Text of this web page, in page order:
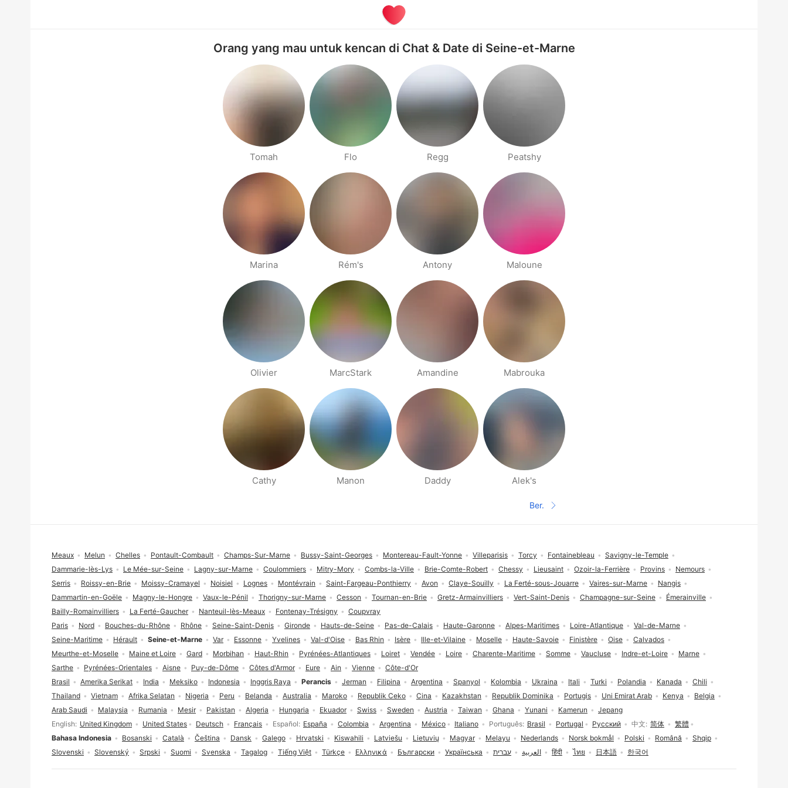
Orang yang mau untuk kencan di Chat & Date di Seine-et-Marne
Tomah Flo Regg Peatshy
Marina Rém's Antony Maloune
Olivier MarcStark Amandine Mabrouka
Cathy Manon Daddy Alek's
Halaman selanjutnya
Ber.
Pilihan bahasa
English United Kingdom United States Deutsch Français Español España Colombia Argentina México Italiano Português Brasil Portugal Русский 中文 简体
繁體
Bahasa Indonesia
Bosanski Català Čeština Dansk Galego Hrvatski Kiswahili Latviešu Lietuvių Magyar Melayu Nederlands Norsk bokmål Polski Română
Shqip
Slovenski
Slovenský Srpski Suomi Svenska Tagalog Tiếng Việt Türkçe Ελληνικά Български Українська עברית العربية हिंदी ไทย 日本語 한국어
Brasil Amerika Serikat India Meksiko Indonesia Inggris Raya Perancis Jerman Filipina Argentina Spanyol Kolombia Ukraina Itali Turki Polandia Kanada
Chili
Thailand
Vietnam Afrika Selatan Nigeria Peru Belanda Australia Maroko Republik Ceko Cina Kazakhstan Republik Dominika Portugis Uni Emirat Arab Kenya
Belgia
Arab Saudi
Malaysia Rumania Mesir Pakistan Algeria Hungaria Ekuador Swiss Sweden Austria Taiwan Ghana Yunani Kamerun Jepang
Paris Nord Bouches-du-Rhône Rhône Seine-Saint-Denis Gironde Hauts-de-Seine Pas-de-Calais Haute-Garonne Alpes-Maritimes Loire-Atlantique
Val-de-Marne
Seine-Maritime
Hérault Seine-et-Marne Var Essonne Yvelines Val-d'Oise Bas Rhin Isère Ille-et-Vilaine Moselle Haute-Savoie Finistère Oise
Calvados
Meurthe-et-Moselle
Maine et Loire Gard Morbihan Haut-Rhin Pyrénées-Atlantiques Loiret Vendée Loire Charente-Maritime Somme Vaucluse Indre-et-Loire
Marne
Sarthe
Pyrénées-Orientales Aisne Puy-de-Dôme Côtes d'Armor Eure Ain Vienne Côte-d'Or
Meaux Melun Chelles Pontault-Combault Champs-Sur-Marne Bussy-Saint-Georges Montereau-Fault-Yonne Villeparisis Torcy Fontainebleau
Savigny-le-Temple
Dammarie-lès-Lys
Le Mée-sur-Seine Lagny-sur-Marne Coulommiers Mitry-Mory Combs-la-Ville Brie-Comte-Robert Chessy Lieusaint Ozoir-la-Ferrière Provins
Nemours
Serris
Roissy-en-Brie Moissy-Cramayel Noisiel Lognes Montévrain Saint-Fargeau-Ponthierry Avon Claye-Souilly La Ferté-sous-Jouarre Vaires-sur-Marne
Nangis
Dammartin-en-Goële
Magny-le-Hongre Vaux-le-Pénil Thorigny-sur-Marne Cesson Tournan-en-Brie Gretz-Armainvilliers Vert-Saint-Denis Champagne-sur-Seine
Émerainville
Bailly-Romainvilliers
La Ferté-Gaucher Nanteuil-lès-Meaux Fontenay-Trésigny Coupvray